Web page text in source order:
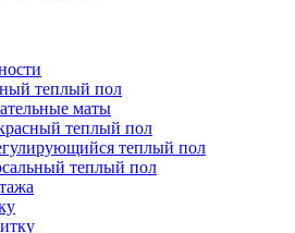
теплый пол
маты
теплый пол
теплый пол
теплый пол